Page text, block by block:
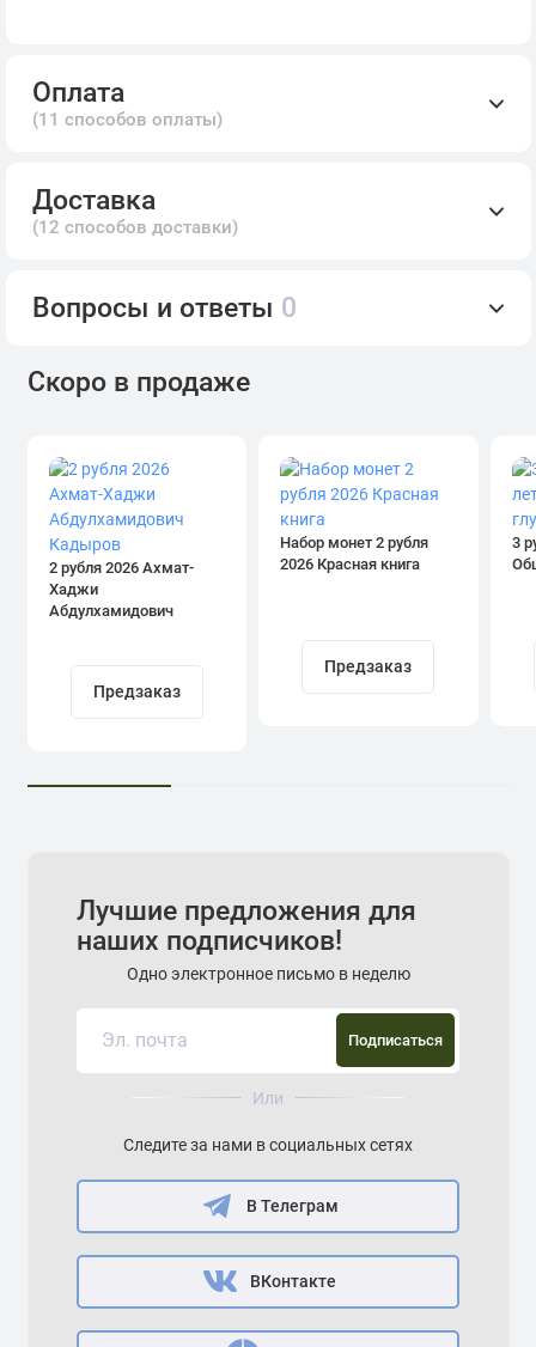
Оплата
(11 способов оплаты)
Доставка
(12 способов доставки)
Вопросы и ответы 0
Скоро в продаже
2 рубля 2026 Ахмат-
Хаджи
Абдулхамидович
Предзаказ
Набор монет 2 рубля
2026 Красная книга
Предзаказ
3
Лучшие предложения для
наших подписчиков!
Одно электронное письмо в неделю
Подписаться
Или
Следите за нами в социальных сетях
В Телеграм
ВКонтакте